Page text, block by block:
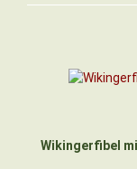
Wikingerfibel